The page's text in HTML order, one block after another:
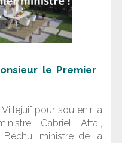
le Premier
Villejuif pour soutenir la
Gabriel Attal,
ministre de la